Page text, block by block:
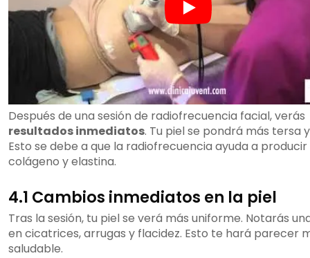
Después de una sesión de radiofrecuencia facial, verás
resultados inmediatos. Tu piel se pondrá más tersa
Esto se debe a que la radiofrecuencia ayuda a
colágeno y elastina.
4.1 Cambios inmediatos en la piel
Tras la sesión, tu piel se verá más uniforme. Notarás
en cicatrices, arrugas y flacidez. Esto te hará parecer
saludable.